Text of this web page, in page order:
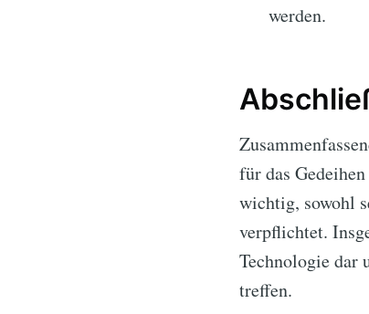
werden.
für das
wichtig, sowohl
verpflichtet.
Technologie dar
treffen.